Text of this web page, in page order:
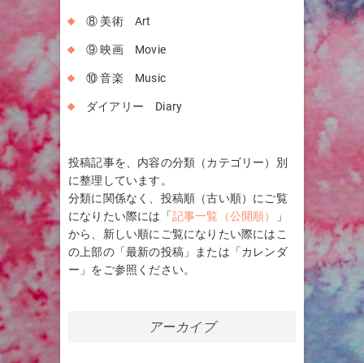
⑧ 美術 Art
⑨ 映画 Movie
⑩ 音楽 Music
ダイアリー Diary
投稿記事を、内容の分類（カテゴリー）別
に整理しています。
分類に関係なく、投稿順（古い順）にご覧
になりたい際には「記事一覧（公開順）
」
から、新しい順にご覧になりたい際にはこ
の上部の「最新の投稿」または「カレンダ
ー」をご参照ください。
アーカイブ